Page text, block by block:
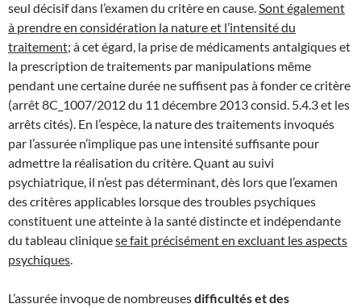
seul décisif dans l’examen du critère en cause. Sont également
à prendre en considération la nature et l’intensité du
traitement; à cet égard, la prise de médicaments antalgiques et
la prescription de traitements par manipulations même
pendant une certaine durée ne suffisent pas à fonder ce critère
(arrêt 8C_1007/2012 du 11 décembre 2013 consid. 5.4.3 et les
arrêts cités). En l’espèce, la nature des traitements invoqués
par l’assurée n’implique pas une intensité suffisante pour
admettre la réalisation du critère. Quant au suivi
psychiatrique, il n’est pas déterminant, dès lors que l’examen
des critères applicables lorsque des troubles psychiques
constituent une atteinte à la santé distincte et indépendante
du tableau cliniquese fait précisément en excluant les aspects
psychiques
L’assurée invoque de nombreusesdifficultés et des